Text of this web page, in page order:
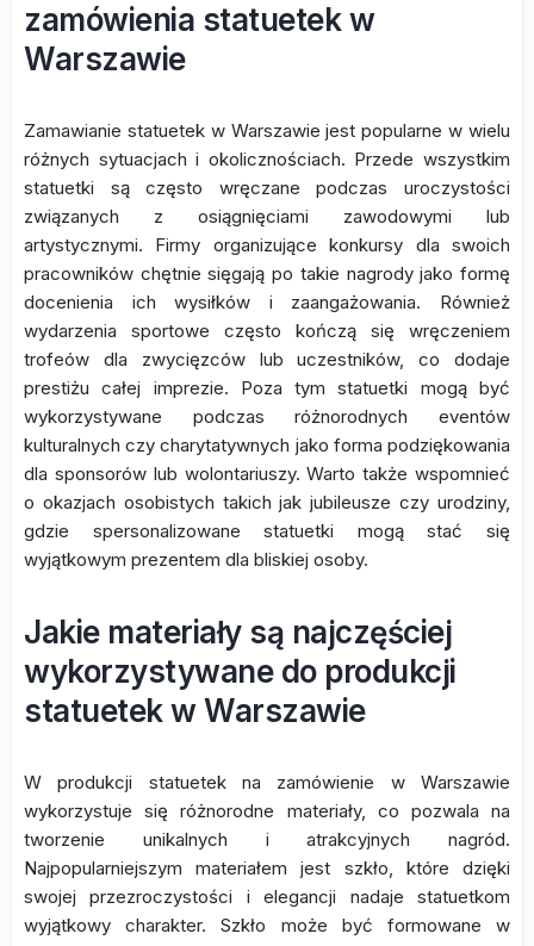
zamówienia statuetek w
Warszawie
Zamawianie statuetek w Warszawie jest popularne w wielu
różnych sytuacjach i okolicznościach. Przede wszystkim
statuetki są często wręczane podczas uroczystości
związanych z osiągnięciami zawodowymi lub
artystycznymi. Firmy organizujące konkursy dla swoich
pracowników chętnie sięgają po takie nagrody jako formę
docenienia ich wysiłków i zaangażowania. Również
wydarzenia sportowe często kończą się wręczeniem
trofeów dla zwycięzców lub uczestników, co dodaje
prestiżu całej imprezie. Poza tym statuetki mogą być
wykorzystywane podczas różnorodnych eventów
kulturalnych czy charytatywnych jako forma podziękowania
dla sponsorów lub wolontariuszy. Warto także wspomnieć
o okazjach osobistych takich jak jubileusze czy urodziny,
gdzie spersonalizowane statuetki mogą stać się
wyjątkowym prezentem dla bliskiej osoby.
Jakie materiały są najczęściej
wykorzystywane do produkcji
statuetek w Warszawie
W produkcji statuetek na zamówienie w Warszawie
wykorzystuje się różnorodne materiały, co pozwala na
tworzenie unikalnych i atrakcyjnych nagród.
Najpopularniejszym materiałem jest szkło, które dzięki
swojej przezroczystości i elegancji nadaje statuetkom
wyjątkowy charakter. Szkło może być formowane w